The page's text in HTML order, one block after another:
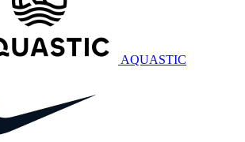
AQUASTIC